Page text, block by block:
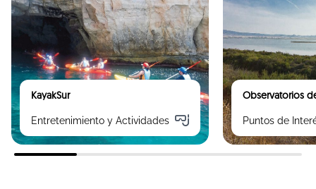
KayakSur
Entretenimiento y Actividades
Observatorios
Puntos de